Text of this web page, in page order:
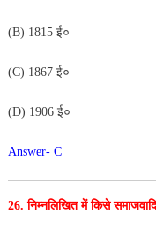
(B) 1815 ई०
(C) 1867 ई०
(D) 1906 ई०
Answer- C
26. निम्नलिखित में किसे